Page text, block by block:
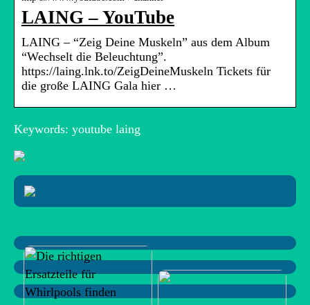
LAING – YouTube
LAING – “Zeig Deine Muskeln” aus dem Album
“Wechselt die Beleuchtung”.
https://laing.lnk.to/ZeigDeineMuskeln Tickets für
die große LAING Gala hier …
Keywords: youtube laing